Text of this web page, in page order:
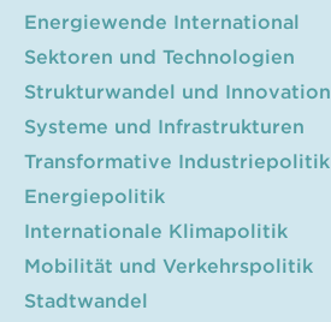
Energiewende International
Sektoren und Technologien
Strukturwandel und Innovation
Systeme und Infrastrukturen
Transformative Industriepolitik
Energiepolitik
Internationale Klimapolitik
Mobilität und Verkehrspolitik
Stadtwandel